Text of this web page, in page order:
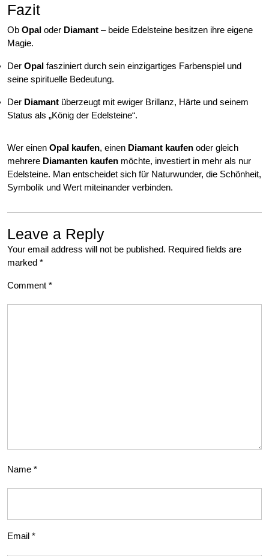
Fazit
Ob Opal oder Diamant – beide Edelsteine besitzen ihre eigene
Magie.
Der Opal fasziniert durch sein einzigartiges Farbenspiel und
seine spirituelle Bedeutung.
Der Diamant überzeugt mit ewiger Brillanz, Härte und seinem
Status als „König der Edelsteine“.
Wer einen Opal kaufen, einen Diamant kaufen oder gleich
mehrere Diamanten kaufen möchte, investiert in mehr als nur
Edelsteine. Man entscheidet sich für Naturwunder, die Schönheit,
Symbolik und Wert miteinander verbinden.
Leave a Reply
Your email address will not be published. Required fields are
marked *
Comment *
Name *
Email *